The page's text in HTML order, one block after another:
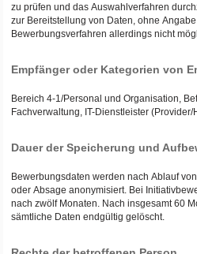
zu prüfen und das Auswahlverfahren
zur Bereitstellung von Daten, ohne
Bewerbungsverfahren allerdings nicht
Empfänger oder Kategorien von
Bereich 4-1/Personal und Organisation,
Fachverwaltung, IT-Dienstleister
Dauer der Speicherung und
Bewerbungsdaten werden nach Ablauf
oder Absage anonymisiert. Bei
nach zwölf Monaten. Nach insgesamt 60
sämtliche Daten endgültig gelöscht.